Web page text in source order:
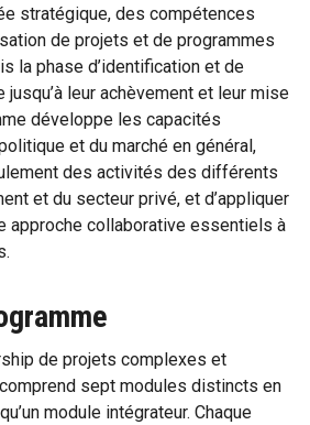
stratégique, des compétences
de projets et de programmes
la phase d’identification et de
leur achèvement et leur mise
développe les capacités
et du marché en général,
des activités des différents
et du secteur privé, et d’appliquer
approche collaborative essentiels à
de projets complexes et
sept modules distincts en
module intégrateur. Chaque